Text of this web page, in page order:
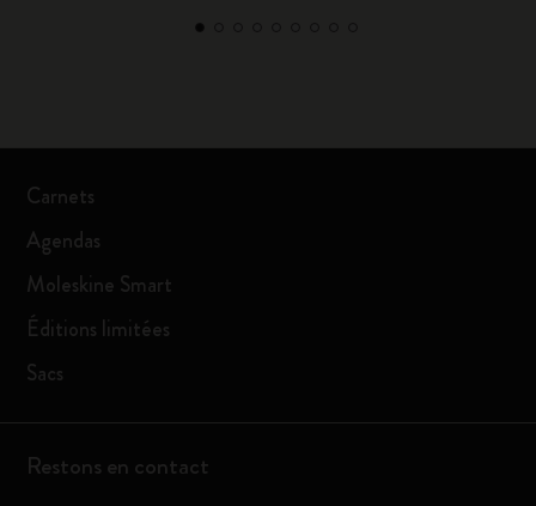
Carnets
Agendas
Moleskine Smart
Éditions limitées
Sacs
Restons en contact